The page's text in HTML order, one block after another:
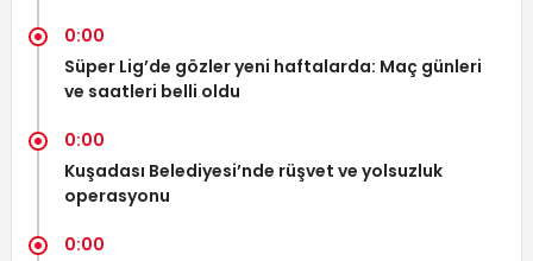
0:00
Süper Lig’de gözler yeni haftalarda: Maç günleri
ve saatleri belli oldu
0:00
Kuşadası Belediyesi’nde rüşvet ve yolsuzluk
operasyonu
0:00